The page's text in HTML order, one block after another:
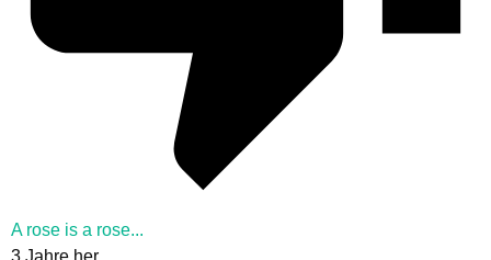
A rose is a rose...